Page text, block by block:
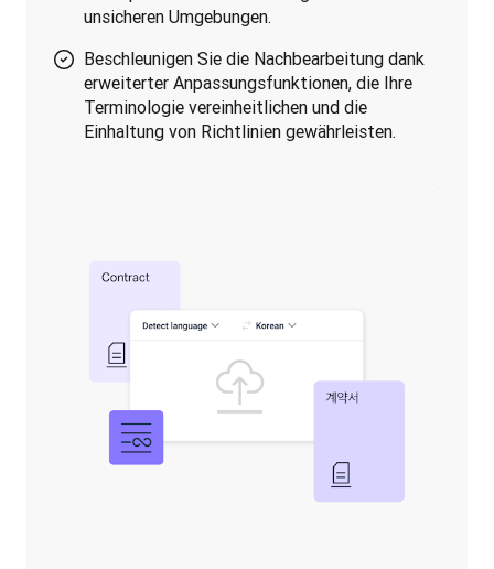
unsicheren Umgebungen.
Beschleunigen Sie die Nachbearbeitung dank
erweiterter Anpassungsfunktionen, die Ihre
Terminologie vereinheitlichen und die
Einhaltung von Richtlinien gewährleisten.